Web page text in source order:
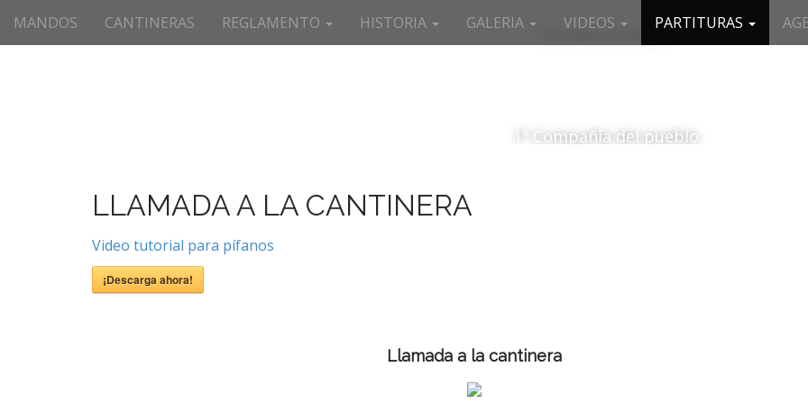
Menú principal
MANDOS CANTINERAS REGLAMENTO HISTORIA GALERIA VIDEOS PARTITURAS
1ª Compañía del pueblo
LLAMADA A LA CANTINERA
Video tutorial para pífanos
¡Descarga ahora!
Llamada a la cantinera